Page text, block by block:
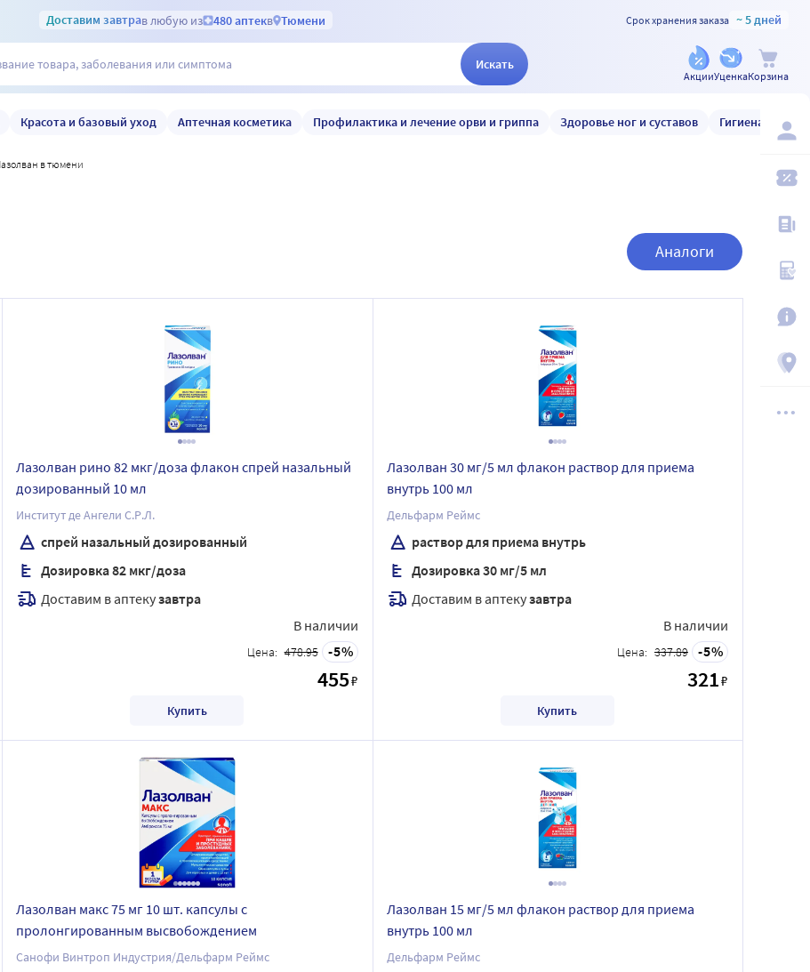
Доставим завтрав любую из 480 аптекв Тюмени Срок хранения заказа ~ 5 дней
Искать
АкцииУценкаКорзина
Красота и базовый уход Аптечная косметика Профилактика и лечение орви и гриппа Здоровье ног и суставов Гигиена и уход
лазолван в тюмени
Аналоги
Лазолван рино 82 мкг/доза флакон спрей назальный
дозированный 10 мл
Институт де Ангели С.Р.Л.
спрей назальный дозированный
Дозировка 82 мкг/доза
Доставим в аптекузавтра
В наличии
Цена: 478.95 5
455₽
Купить
Лазолван 30 мг/5 мл флакон раствор для приема
внутрь 100 мл
Дельфарм Реймс
раствор для приема внутрь
Дозировка 30 мг/5 мл
Доставим в аптекузавтра
В наличии
Цена: 337.89 5
321₽
Купить
Лазолван макс 75 мг 10 шт. капсулы с
пролонгированным высвобождением
Санофи Винтроп Индустрия/Дельфарм Реймс
Лазолван 15 мг/5 мл флакон раствор для приема
внутрь 100 мл
Дельфарм Реймс